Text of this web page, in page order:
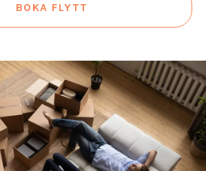
BOKA FLYTT